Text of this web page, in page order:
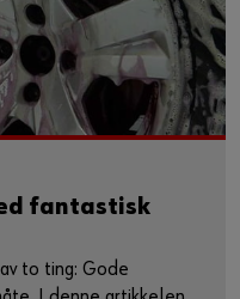
fantastisk
to ting: Gode